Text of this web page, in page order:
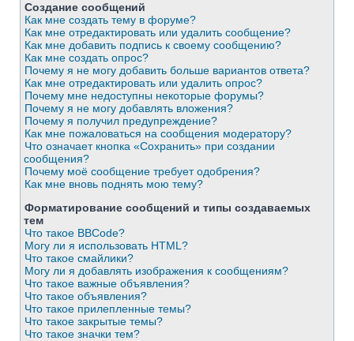
Создание сообщений
Как мне создать тему в форуме?
Как мне отредактировать или удалить сообщение?
Как мне добавить подпись к своему сообщению?
Как мне создать опрос?
Почему я не могу добавить больше вариантов ответа?
Как мне отредактировать или удалить опрос?
Почему мне недоступны некоторые форумы?
Почему я не могу добавлять вложения?
Почему я получил предупреждение?
Как мне пожаловаться на сообщения модератору?
Что означает кнопка «Сохранить» при создании
сообщения?
Почему моё сообщение требует одобрения?
Как мне вновь поднять мою тему?
Форматирование сообщений и типы создаваемых
тем
Что такое BBCode?
Могу ли я использовать HTML?
Что такое смайлики?
Могу ли я добавлять изображения к сообщениям?
Что такое важные объявления?
Что такое объявления?
Что такое прилепленные темы?
Что такое закрытые темы?
Что такое значки тем?